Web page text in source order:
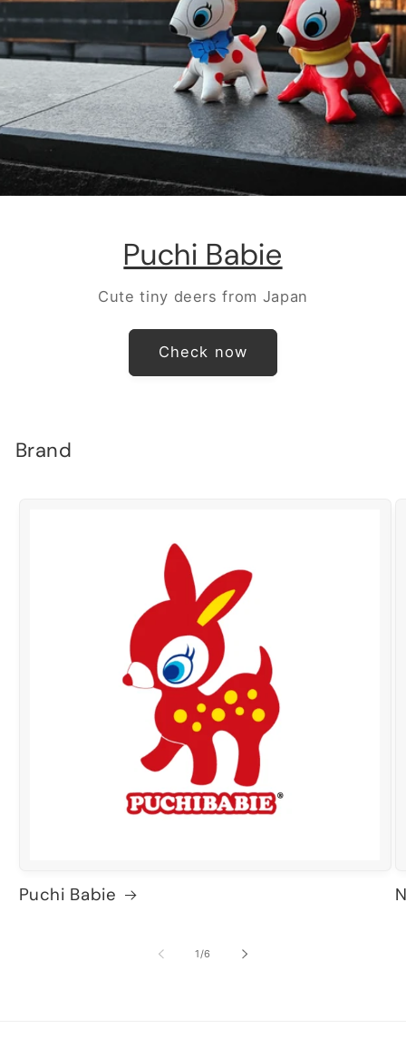
Puchi Babie
Cute tiny deers from Japan
Check now
Brand
Puchi Babie
1/の
6